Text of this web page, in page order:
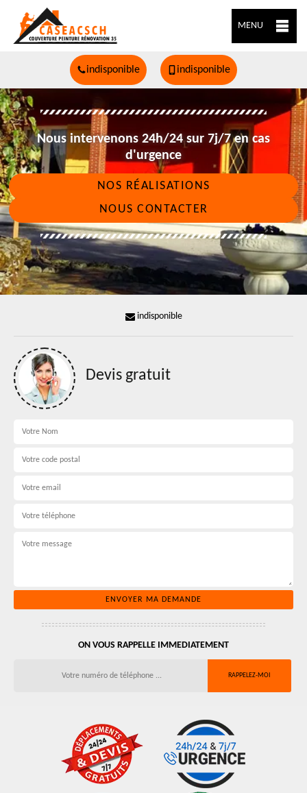
MENU
indisponible indisponible
Nous intervenons 24h/24 sur 7j/7 en cas
d'urgence
NOS RÉALISATIONS
NOUS CONTACTER
indisponible
Devis gratuit
ON VOUS RAPPELLE IMMEDIATEMENT